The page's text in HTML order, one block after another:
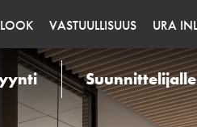
VASTUULLISUUS URA
Suunnittelijalle